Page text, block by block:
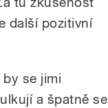
další pozitivní
by se jimi
a špatně se